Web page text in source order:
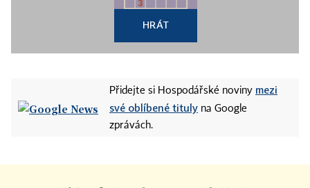
HRÁT
Přidejte si Hospodářské noviny mezi
své oblíbené tituly na Google
zprávách.